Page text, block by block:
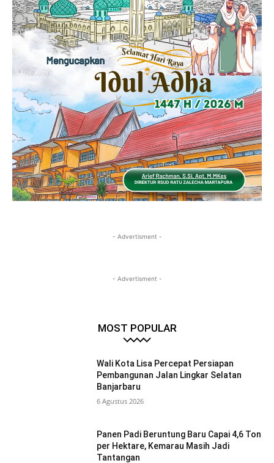
- Advertisment -
- Advertisment -
MOST POPULAR
Wali Kota Lisa Percepat Persiapan
Pembangunan Jalan Lingkar Selatan
Banjarbaru
6 Agustus 2026
Panen Padi Beruntung Baru Capai 4,6 Ton
per Hektare, Kemarau Masih Jadi
Tantangan